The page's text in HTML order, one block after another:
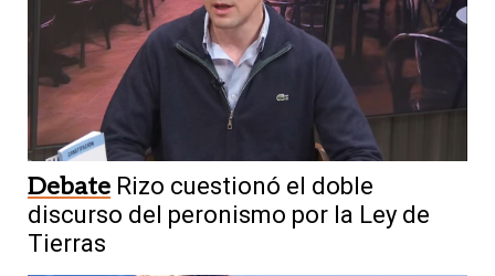
Debate Rizo cuestionó el doble
discurso del peronismo por la Ley de
Tierras